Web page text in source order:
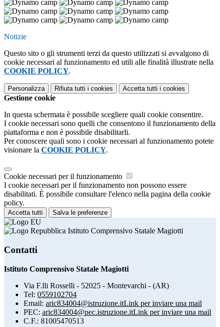
Notizie
Questo sito o gli strumenti terzi da questo utilizzati si avvalgono di
cookie necessari al funzionamento ed utili alle finalità illustrate nella
COOKIE POLICY.
Personalizza Rifiuta tutti i cookies Accetta tutti i cookies
Gestione cookie
In questa schermata è possibile scegliere quali cookie consentire.
I cookie necessari sono quelli che consentono il funzionamento della
piattaforma e non è possibile disabilitarli.
Per conoscere quali sono i cookie necessari al funzionamento potete
visionare la COOKIE POLICY.
Cookie necessari per il funzionamento
I cookie necessari per il funzionamento non possono essere
disabilitati. È possibile consultare l'elenco nella pagina della cookie
policy.
Accetta tutti Salva le preferenze
Istituto Comprensivo Statale Magiotti
Contatti
Istituto Comprensivo Statale Magiotti
Via F.lli Rosselli - 52025 - Montevarchi - (AR)
Tel: 0559102704
Email: aric834004@istruzione.itLink per inviare una mail
PEC: aric834004@pec.istruzione.itLink per inviare una mail
C.F.: 81005470513